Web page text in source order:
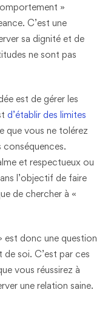
»
C’est une
sa dignité et de
ne sont pas
est de gérer les
d’établir des limites
que vous ne tolérez
conséquences.
et respectueux ou
l’objectif de faire
de chercher à «
est donc une question
soi. C’est par ces
vous réussirez à
une relation saine.